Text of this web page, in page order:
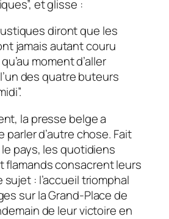
et glisse :
diront que les
jamais autant couru
moment d’aller
des quatre buteurs
la presse belge a
d’autre chose. Fait
pays, les quotidiens
flamands consacrent leurs
sujet : l’accueil triomphal
sur la Grand-Place de
de leur victoire en